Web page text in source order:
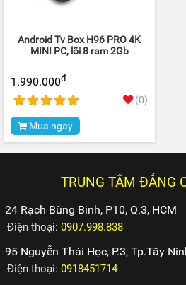
Android Tv Box H96 PRO 4K
MINI PC, lõi 8 ram 2Gb
1.990.000đ
(0)
Mua ngay
TRUNG TÂM ĐẲNG
24 Rạch Bùng Binh, P10, Q.3, HCM
Điện thoại:0907.998.838
95 Nguyễn Thái Học, P.3, Tp.Tây
Điện thoại:0918451714